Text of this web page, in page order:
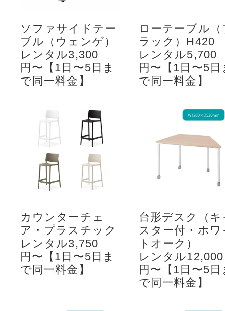
ソファサイドテー
ブル（ウェンゲ）
レンタル3,300
円〜【1日〜5日ま
で同一料金】
ローテーブル（
ラック）H420
レンタル5,700
円〜【1日〜5日
で同一料金】
カウンターチェ
ア・プラスチック
レンタル3,750
円〜【1日〜5日ま
で同一料金】
台形デスク（キ
スター付・ホワ
トオーク）
レンタル12,000
円〜【1日〜5日
で同一料金】